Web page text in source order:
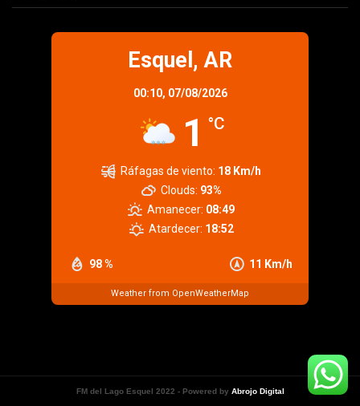
Esquel, AR
00:10, 07/08/2026
1 °C
98 % 11 Km/h
Ráfagas de viento: 18 Km/h
Clouds: 93%
Amanecer: 08:49
Atardecer: 18:52
Weather from OpenWeatherMap
FM del Lago Esquel 2022 - Powered by Abrojo Digital